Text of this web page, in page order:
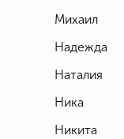
Михаил
Надежда
Наталия
Ника
Никита